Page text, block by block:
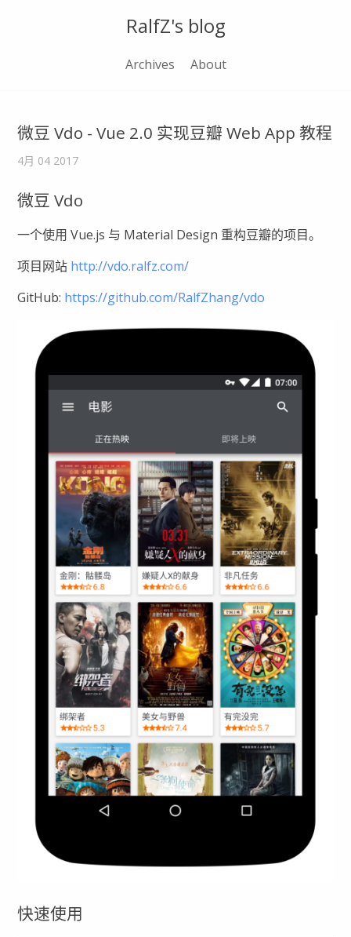
RalfZ's blog
Archives About
微豆 Vdo - Vue 2.0 实现豆瓣 Web App 教程
4月 04 2017
微豆 Vdo
一个使用 Vue.js 与 Material Design 重构豆瓣的项目。
项目网站 http://vdo.ralfz.com/
GitHub: https://github.com/RalfZhang/vdo
快速使用